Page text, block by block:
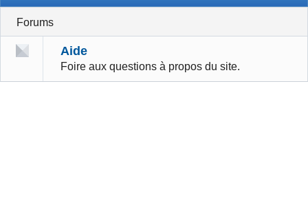
Forums
Aide
Foire aux questions à propos du site.